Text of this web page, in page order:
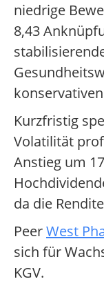
niedrige
8,43
Kurzfristig
Volatilität
Anstieg um
da die
PeerWest
sich für
KGV.